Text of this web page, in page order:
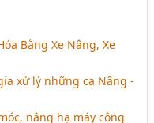
Bằng Xe Nâng, Xe
xử lý những ca Nâng -
nâng hạ máy công